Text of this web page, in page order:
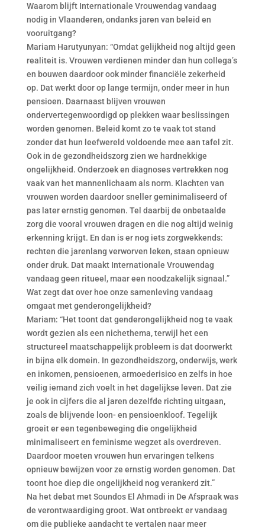
Waarom blijft Internationale Vrouwendag vandaag
nodig in Vlaanderen, ondanks jaren van beleid en
vooruitgang?
Mariam Harutyunyan: “Omdat gelijkheid nog altijd geen
realiteit is. Vrouwen verdienen minder dan hun collega’s
en bouwen daardoor ook minder financiële zekerheid
op. Dat werkt door op lange termijn, onder meer in hun
pensioen. Daarnaast blijven vrouwen
ondervertegenwoordigd op plekken waar beslissingen
worden genomen. Beleid komt zo te vaak tot stand
zonder dat hun leefwereld voldoende mee aan tafel zit.
Ook in de gezondheidszorg zien we hardnekkige
ongelijkheid. Onderzoek en diagnoses vertrekken nog
vaak van het mannenlichaam als norm. Klachten van
vrouwen worden daardoor sneller geminimaliseerd of
pas later ernstig genomen. Tel daarbij de onbetaalde
zorg die vooral vrouwen dragen en die nog altijd weinig
erkenning krijgt. En dan is er nog iets zorgwekkends:
rechten die jarenlang verworven leken, staan opnieuw
onder druk. Dat maakt Internationale Vrouwendag
vandaag geen ritueel, maar een noodzakelijk signaal.”
Wat zegt dat over hoe onze samenleving vandaag
omgaat met genderongelijkheid?
Mariam: “Het toont dat genderongelijkheid nog te vaak
wordt gezien als een nichethema, terwijl het een
structureel maatschappelijk probleem is dat doorwerkt
in bijna elk domein. In gezondheidszorg, onderwijs, werk
en inkomen, pensioenen, armoederisico en zelfs in hoe
veilig iemand zich voelt in het dagelijkse leven. Dat zie
je ook in cijfers die al jaren dezelfde richting uitgaan,
zoals de blijvende loon- en pensioenkloof. Tegelijk
groeit er een tegenbeweging die ongelijkheid
minimaliseert en feminisme wegzet als overdreven.
Daardoor moeten vrouwen hun ervaringen telkens
opnieuw bewijzen voor ze ernstig worden genomen. Dat
toont hoe diep die ongelijkheid nog verankerd zit.”
Na het debat met Soundos El Ahmadi in De Afspraak was
de verontwaardiging groot. Wat ontbreekt er vandaag
om die publieke aandacht te vertalen naar meer